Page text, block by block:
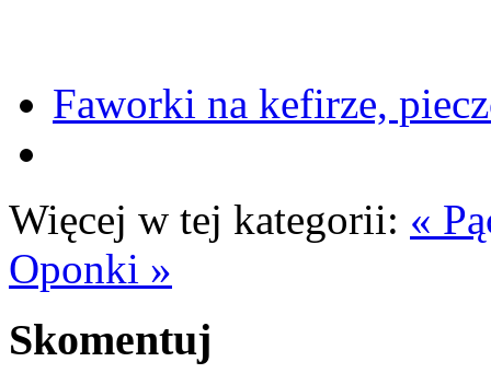
Faworki na kefirze,
Więcej w tej kategorii: «
Oponki »
Skomentuj